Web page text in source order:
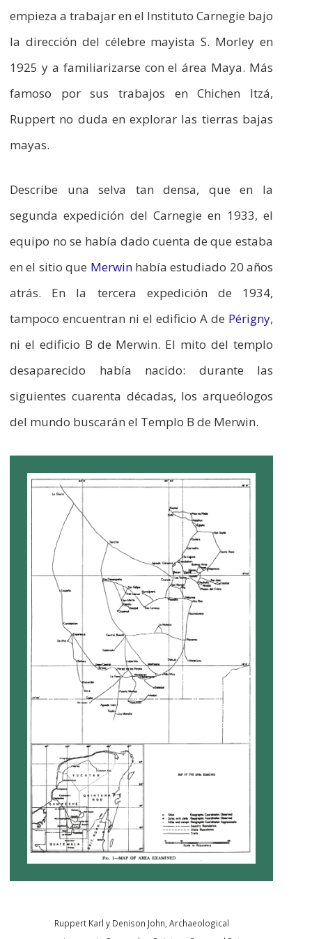
empieza a trabajar en el Instituto Carnegie bajo
la dirección del célebre mayista S. Morley en
1925 y a familiarizarse con el área Maya. Más
famoso por sus trabajos en Chichen Itzá,
Ruppert no duda en explorar las tierras bajas
mayas.
Describe una selva tan densa, que en la
segunda expedición del Carnegie en 1933, el
equipo no se había dado cuenta de que estaba
en el sitio que Merwinhabía estudiado 20 años
atrás. En la tercera expedición de 1934,
tampoco encuentran ni el edificio A de Périgny,
ni el edificio B de Merwin. El mito del templo
desaparecido había nacido: durante las
siguientes cuarenta décadas, los arqueólogos
del mundo buscarán el Templo B de Merwin.
Ruppert Karl y Denison John, Archaeological